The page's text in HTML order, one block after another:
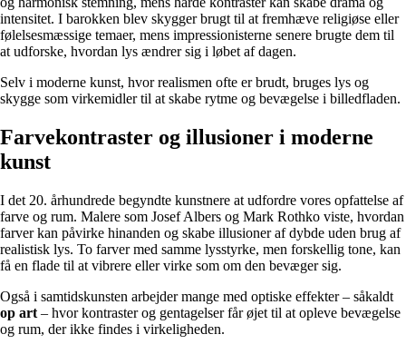
intensitet. I barokken blev skygger brugt til at fremhæve religiøse eller
følelsesmæssige temaer, mens impressionisterne senere brugte dem til
at udforske, hvordan lys ændrer sig i løbet af dagen.
Selv i moderne kunst, hvor realismen ofte er brudt, bruges lys og
skygge som virkemidler til at skabe rytme og bevægelse i billedfladen.
Farvekontraster og illusioner i moderne
kunst
I det 20. århundrede begyndte kunstnere at udfordre vores opfattelse af
farve og rum. Malere som Josef Albers og Mark Rothko viste, hvordan
farver kan påvirke hinanden og skabe illusioner af dybde uden brug af
realistisk lys. To farver med samme lysstyrke, men forskellig tone, kan
få en flade til at vibrere eller virke som om den bevæger sig.
Også i samtidskunsten arbejder mange med optiske effekter – såkaldt
op art – hvor kontraster og gentagelser får øjet til at opleve bevægelse
og rum, der ikke findes i virkeligheden.